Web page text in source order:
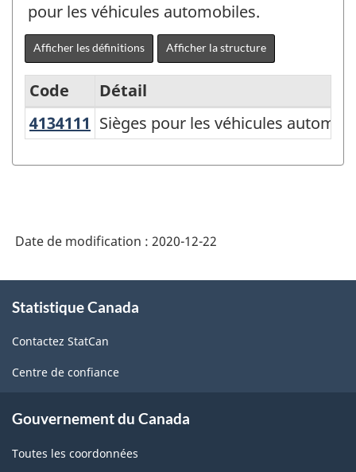
pour les véhicules automobiles.
Afficher les définitions Afficher la structure
Variante
2017
2.0
-
Fabrication
et
forestière
Code
Détail
4134111 Sièges pour les véhicules
Sièges pour les véhicules
Date de modification : 2020-12-22
propos
ce
site
Statistique Canada
Contactez StatCan
Centre de confiance
Gouvernement du Canada
Toutes les coordonnées